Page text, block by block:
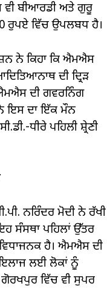
ਵੀ ਬੀਆਰਡੀ ਅਤੇ ਗੁਰੂ
ਰੁਪਏ ਵਿੱਚ ਉਪਲਬਧ ਹੈ।
ਨੇ ਕਿਹਾ ਕਿ ਐਮਐਸ
ਦੀ ਦ੍ਰਿੜ
ਦੀ ਗਵਰਨਿੰਗ
ਇਸ ਦਾ ਇੱਕ ਮੌਨ
ਧੀਰੇ ਪਹਿਲੀ ਸ਼੍ਰੇਣੀ
ਨਰਿੰਦਰ ਮੋਦੀ ਨੇ ਰੱਖੀ
ਸੰਸਥਾ ਪਹਿਲਾਂ ਉੱਤਰ
ਹੈ। ਐਮਐਸ ਦੀ
ਇਲਾਜ ਲਈ ਲੋਕਾਂ ਨੂੰ
ਗੋਰਖਪੁਰ ਵਿੱਚ ਵੀ ਸੁਪਰ